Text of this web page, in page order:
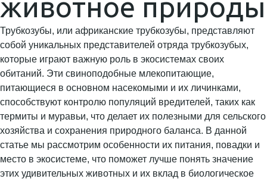
животное природы
Трубкозубы, или африканские трубкозубы, представляют
собой уникальных представителей отряда трубкозубых,
которые играют важную роль в экосистемах своих
обитаний. Эти свиноподобные млекопитающие,
питающиеся в основном насекомыми и их личинками,
способствуют контролю популяций вредителей, таких как
термиты и муравьи, что делает их полезными для сельского
хозяйства и сохранения природного баланса. В данной
статье мы рассмотрим особенности их питания, повадки и
место в экосистеме, что поможет лучше понять значение
этих удивительных животных и их вклад в биологическое